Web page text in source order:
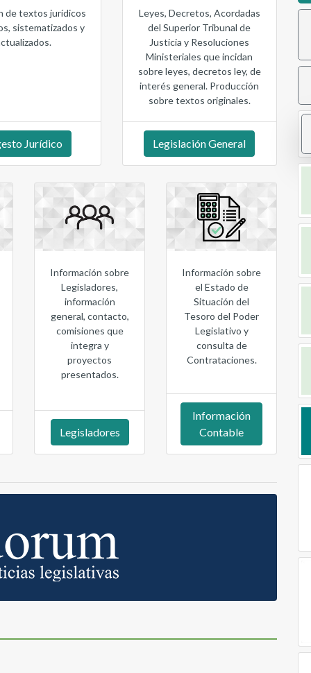
de textos jurídicos
sistematizados y
Jurídico
Leyes, Decretos, Acordadas
del Superior Tribunal de
Justicia y Resoluciones
Ministeriales que incidan
sobre leyes, decretos ley, de
interés general. Producción
sobre textos originales.
Legislación General
Información sobre
Legisladores,
información
general, contacto,
comisiones que
integra y
proyectos
presentados.
Legisladores
Información sobre
el Estado de
Situación del
Tesoro del Poder
Legislativo y
consulta de
Contrataciones.
Información
Contable